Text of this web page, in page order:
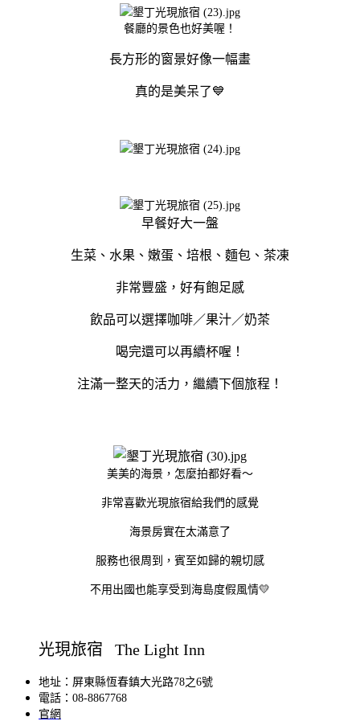
餐廳的景色也好美喔！
長方形的窗景好像一幅畫
真的是美呆了💙
早餐好大一盤
生菜、水果、嫩蛋、培根、麵包、茶凍
非常豐盛，好有飽足感
飲品可以選擇咖啡／果汁／奶茶
喝完還可以再續杯喔！
注滿一整天的活力，繼續下個旅程！
美美的海景，怎麼拍都好看～
非常喜歡光現旅宿給我們的感覺
海景房實在太滿意了
服務也很周到，賓至如歸的親切感
不用出國也能享受到海島度假風情💛
光現旅宿 The Light Inn
地址：屏東縣恆春鎮大光路78之6號
電話：08-8867768
官網